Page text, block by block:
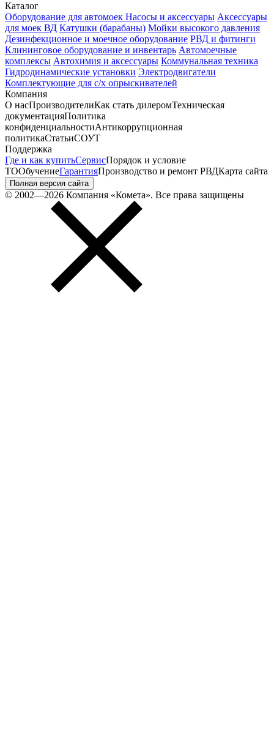
Каталог
Оборудование для автомоек Насосы и аксессуары Аксессуары
для моек ВД Катушки (барабаны) Мойки высокого давления
Дезинфекционное и моечное оборудование РВД и фитинги
Клининговое оборудование и инвентарь Автомоечные
комплексы Автохимия и аксессуары Коммунальная техника
Гидродинамические установки Электродвигатели
Комплектующие для с/х опрыскивателей
Компания
О насПроизводителиКак стать дилеромТехническая
документацияПолитика
конфиденциальностиАнтикоррупционная
политикаСтатьиСОУТ
Поддержка
Где и как купитьСервисПорядок и условие
ТООбучениеГарантияПроизводство и ремонт РВДКарта сайта
Полная версия сайта
© 2002—2026 Компания «Комета». Все права защищены